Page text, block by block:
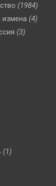
(1984)
измена (4)
(3)
(1)